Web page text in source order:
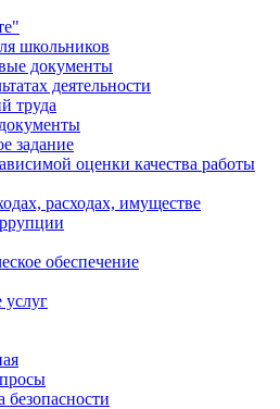
школьников
документы
деятельности
труда
задание
оценки качества работы
расходах, имуществе
обеспечение
услуг
безопасности